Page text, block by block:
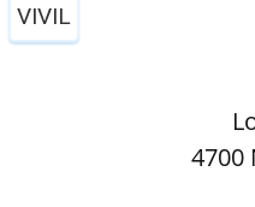
VIVIL
4700